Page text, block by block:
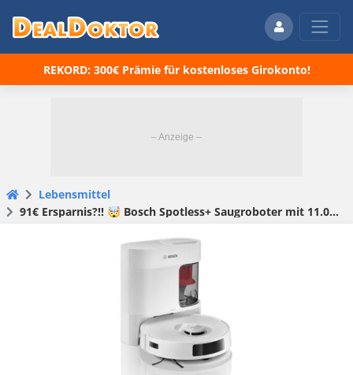
REKORD: 300€ Prämie für kostenloses Girokonto!
Lebensmittel
91€ Ersparnis?!! 🤯 Bosch Spotless+ Saugroboter mit 11.000 Pa, Wischfunktion & automatischer Entleerung! 🚀